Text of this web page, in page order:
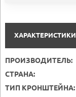
ХАРАКТЕРИСТИКИ
ПРОИЗВОДИТЕЛЬ:
СТРАНА:
ТИП КРОНШТЕЙНА: